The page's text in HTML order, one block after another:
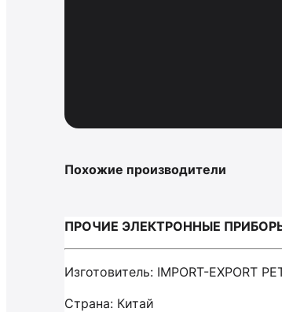
Похожие производители
ПРОЧИЕ ЭЛЕКТРОННЫЕ ПРИБОРЫ /
Изготовитель: IMPORT-EXPORT
Страна: Китай